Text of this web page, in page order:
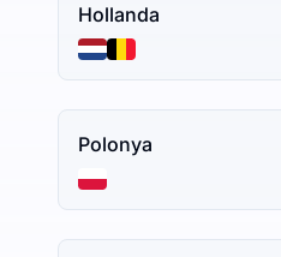
Hollanda
Polonya